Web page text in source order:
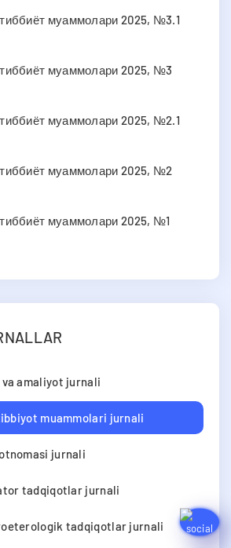
муаммолари 2025, №3.1
муаммолари 2025, №3
муаммолари 2025, №2.1
муаммолари 2025, №2
муаммолари 2025, №1
amaliyot jurnali
muammolari jurnali
jurnali
tadqiqotlar jurnali
tadqiqotlar jurnali